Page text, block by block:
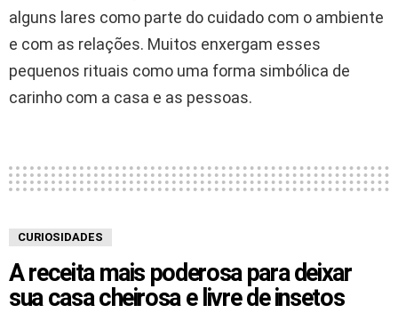
alguns lares como parte do cuidado com o ambiente
e com as relações. Muitos enxergam esses
pequenos rituais como uma forma simbólica de
carinho com a casa e as pessoas.
CURIOSIDADES
A receita mais poderosa para deixar
sua casa cheirosa e livre de insetos